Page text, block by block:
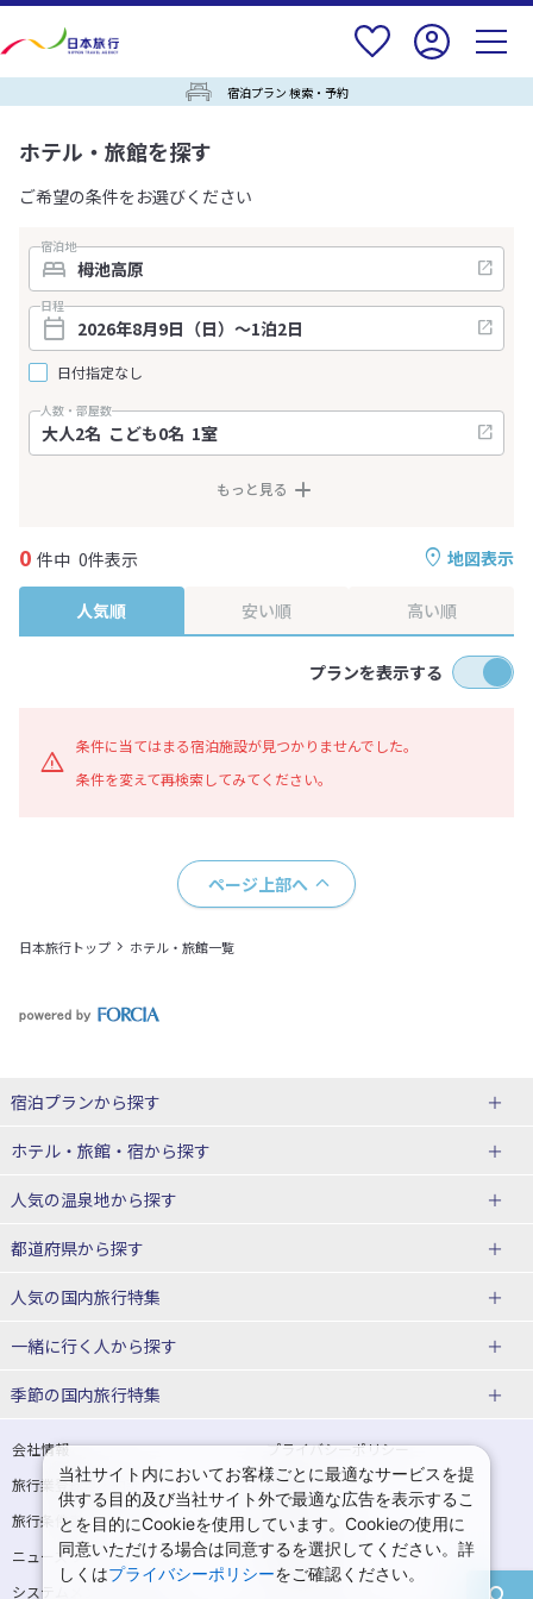
宿泊プラン 検索・予約
ホテル・旅館を探す
ご希望の条件をお選びください
宿泊地
日程
日付指定なし
人数・部屋数
もっと見る
地図表示
0 件中 0件表示
人気順 安い順 高い順
プランを表示する
条件に当てはまる宿泊施設が見つかりませんでした。
条件を変えて再検索してみてください。
ページ上部へ
日本旅行トップ ホテル・旅館一覧
宿泊プランから探す
北海道
東北
青森県
宮城県
山形県
関東
埼玉県 千葉県
茨城県 栃木県
ホテル・旅館・宿から探す
北海道ホテル・旅館
青森県ホテル・旅館
宮城県ホテル・旅館
山形県ホテル・旅館
東京都ホテル・旅館 神奈川県ホテル・旅館
埼玉県ホテル・旅館 千葉県ホテル・旅館
茨城県ホテル・旅館 栃木県ホテル・旅館
人気の温泉地から探す
北海道
湯の川温泉(北海道)
十勝川温泉(北海道)
洞爺湖温泉(北海道)
層雲峡温泉(北海道)
東北
花巻温泉(岩手) 蔵王温泉(山形)
かみのやま温泉(山形) 鳴子温泉(宮城)
都道府県から探す
北海道旅行・ツアー
東北
青森旅行・ツアー 岩手旅行・ツアー
宮城旅行・ツアー 秋田旅行・ツアー
山形旅行・ツアー 福島旅行・ツアー
人気の国内旅行特集
東京ディズニーリゾート®への旅
ユニバーサル・スタジオ・ジャパ
一緒に行く人から探す
一人旅 国内版
カップル・夫婦旅行 国内版 女子旅 国内版
卒業旅行・学生旅行 国内版
季節の国内旅行特集
桜・お花見特集
ゴールデンウィーク（GW）の国内
旅行
夏休み・お盆の国内旅行 7月の国内旅行
8月の国内旅行 9月の国内旅行
会社情報
プライバシーポリシー
旅行業登録票・約款
規約集
旅行条件書
商標について
ニュースリリース
採用情報
システムメンテナンスの
当社サイト内においてお客様ごとに最適なサービスを提
供する目的及び当社サイト外で最適な広告を表示するこ
とを目的にCookieを使用しています。Cookieの使用に
同意いただける場合は同意するを選択してください。詳
しくはプライバシーポリシーをご確認ください。